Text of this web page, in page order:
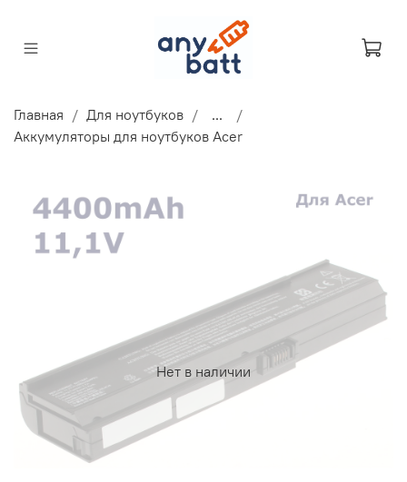
Главная Для ноутбуков
...
Аккумуляторы для ноутбуков Acer
Нет в наличии